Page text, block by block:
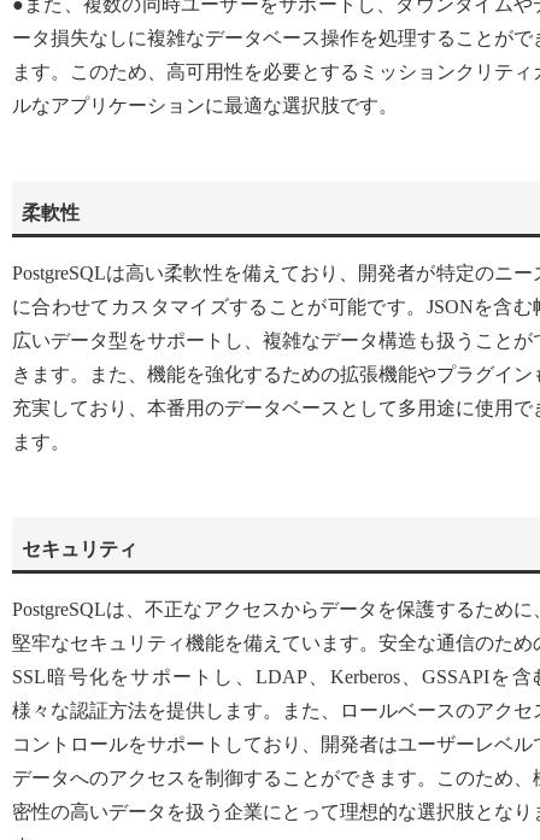
ータ損失なしに複雑なデータベース操作を処理することがで
ます。このため、高可用性を必要とするミッションクリティ
ルなアプリケーションに最適な選択肢です。
柔軟性
PostgreSQLは高い柔軟性を備えており、開発者が特定のニー
に合わせてカスタマイズすることが可能です。JSONを含む
広いデータ型をサポートし、複雑なデータ構造も扱うことが
きます。また、機能を強化するための拡張機能やプラグイン
充実しており、本番用のデータベースとして多用途に使用で
ます。
セキュリティ
PostgreSQLは、不正なアクセスからデータを保護するために
堅牢なセキュリティ機能を備えています。安全な通信のため
SSL暗号化をサポートし、LDAP、Kerberos、GSSAPIを含
様々な認証方法を提供します。また、ロールベースのアクセ
コントロールをサポートしており、開発者はユーザーレベル
データへのアクセスを制御することができます。このため、
密性の高いデータを扱う企業にとって理想的な選択肢となり